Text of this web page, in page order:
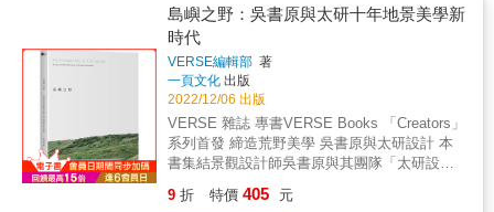
各時期重要建築波瀾壯闊的執業實況，像龐畢
度中心，其背後執行規劃的複雜與詭譎，與這
棟驚世駭俗的建築相比毫不遜色！ ▎國際競圖
的開山祖師，建築生涯最大成就與爭議 Richard
Rogers在最沒有人力和資源的38歲，與Renzo
Piano打敗681件作品，成為巴黎龐畢度中心競
圖的贏家。揭曉的那一刻，眾人一陣恐慌，因
為沒人聽過Piano + Rogers事務所。溝通過程
中，這組英國與義大利建築師被要求要全程用
法語奮戰，外界的詆毀此時也排山倒海而來，
最引人矚目的原因不僅是獲獎次數最多，更難
得的是，他們在相對短暫的建築生涯中，創造
出最多的傳世之作，完成設計作品的良率非常
驚人。 本書分三大部分。因為「靜謐與光線」
（Silence and Light）是路易斯．康最後的哲學
概念，第一部分「靜謐與光明的建築旅程」呈
現路康的小傳，介紹路康的成長背景、各階段
作品背後的構想與影響。第二部分「空間本質
析。第三部分「建築的內在革命」讓我們看
島嶼之野：吳書原與太研十年地景美學新
時代
VERSE編輯部 著
一頁文化 出版
2022/12/06 出版
VERSE 雜誌 專書VERSE Books 「Creators」
系列首發 締造荒野美學 吳書原與太研設計 本
書集結景觀設計師吳書原與其團隊「太研設
灣豐富在地物種，讓他們獨樹一格的野美學在
9 折 特價 405 元